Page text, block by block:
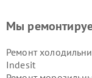
Мы
Ремонт
Indesit